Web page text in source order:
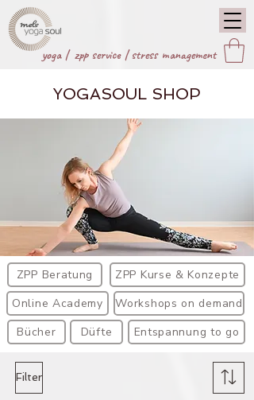
yoga | zpp service|stress management
YOGASOUL SHOP
ZPP Beratung
ZPP Kurse & Konzepte
Online Academy
Workshops on demand
Bücher
Düfte Entspannung to go
Filter